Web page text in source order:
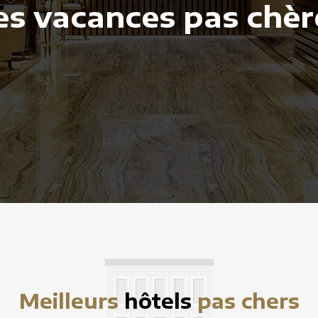
vacances pas
Meilleurs hôtelspas chers